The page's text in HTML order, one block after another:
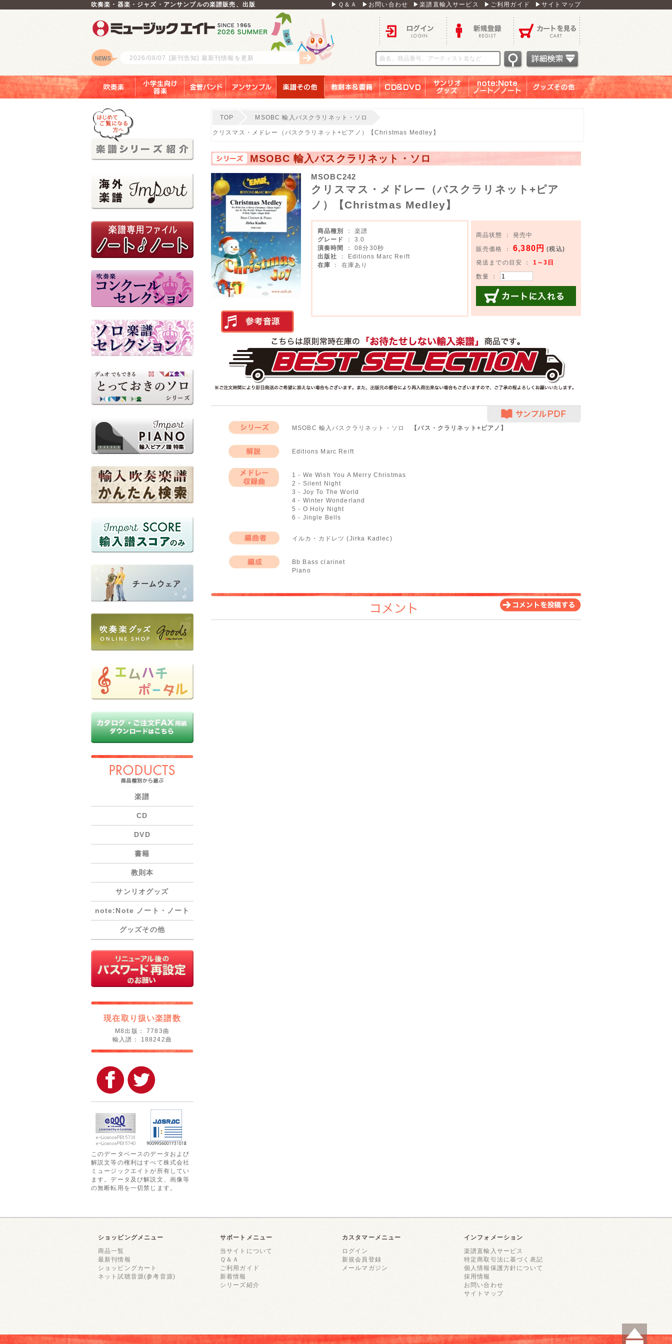
吹奏楽・器楽・ジャズ・アンサンブルの楽譜販売、出版 ▶Ｑ＆Ａ ▶お問い合わせ ▶楽譜直輸入サービス ▶ご利用ガイド ▶サイトマップ
ロゴ
2026/08/07 [新刊告知] 最新刊情報を更新
楽譜
CD
DVD
書籍
教則本
サンリオグッズ
note:Note ノート・ノート
グッズその他
現在取り扱い楽譜数
M8出版： 7783曲
輸入譜： 188242曲
このデータベースのデータおよび
解説文等の権利はすべて株式会社
ミュージックエイトが所有してい
ます。データ及び解説文、画像等
の無断転用を一切禁じます。
TOP MSOBC 輸入バスクラリネット・ソロ
クリスマス・メドレー（バスクラリネット+ピアノ）【Christmas Medley】
MSOBC 輸入バスクラリネット・ソロ
実演参考音源
参考音源（外部リンク）
MSOBC242
クリスマス・メドレー（バスクラリネット+ピア
ノ）【Christmas Medley】
商品種別
： 楽譜
グレード
： 3.0
演奏時間
： 08分30秒
出版社
： Editions Marc Reift
在庫
： 在庫あり
商品状態 ： 発売中
販売価格 ：6,380円 (税込)
発送までの目安 ： 1～3日
数量 ：
サンプルPDF
MSOBC 輸入バスクラリネット・ソロ 【バス・クラリネット+ピアノ】
Editions Marc Reift
1 - We Wish You A Merry Christmas
2 - Silent Night
3 - Joy To The World
4 - Winter Wonderland
5 - O Holy Night
6 - Jingle Bells
イルカ・カドレツ (Jirka Kadlec)
Bb Bass clarinet
Piano
コメント
ショッピングメニュー
商品一覧
最新刊情報
ショッピングカート
ネット試聴音源(参考音源)
サポートメニュー
当サイトについて
Ｑ＆Ａ
ご利用ガイド
新着情報
シリーズ紹介
カスタマーメニュー
ログイン
新規会員登録
メールマガジン
インフォメーション
楽譜直輸入サービス
特定商取引法に基づく表記
個人情報保護方針について
採用情報
お問い合わせ
サイトマップ